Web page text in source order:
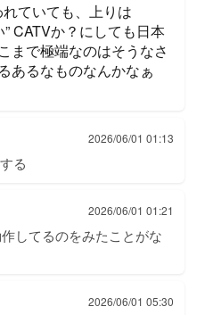
ていても、上りは
CATVか？にしても日本
まで極端なのはそうなさ
あるなものなんかなぁ
2026/06/01 01:13
る
2026/06/01 01:21
してるのをみたことがな
2026/06/01 05:30